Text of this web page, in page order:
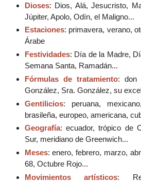
Dioses: Dios, Alá, Jesucristo,
Júpiter, Apolo, Odín, el Maligno...
Estaciones: primavera, verano,
Árabe
Festividades: Día de la Madre,
Semana Santa, Ramadán...
Fórmulas de tratamiento: don
González, Sra. González, su
Gentilicios: peruana,
brasileña, europeo, americana,
Geografía: ecuador, trópico de
Sur, meridiano de Greenwich...
Meses: enero, febrero, marzo,
68, Octubre Rojo...
Movimientos artísticos: